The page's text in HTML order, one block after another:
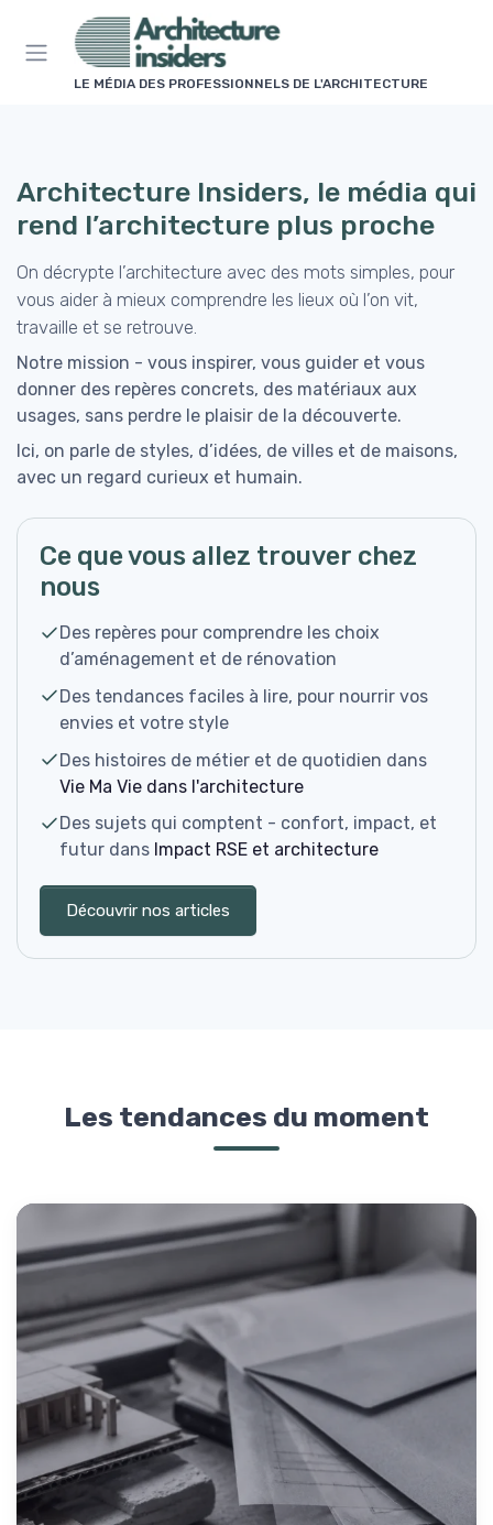
LE MÉDIA DES PROFESSIONNELS DE L'ARCHITECTURE
Architecture Insiders, le média qui
rend l’architecture plus proche
On décrypte l’architecture avec des mots simples, pour
vous aider à mieux comprendre les lieux où l’on vit,
travaille et se retrouve.
Notre mission - vous inspirer, vous guider et vous
donner des repères concrets, des matériaux aux
usages, sans perdre le plaisir de la découverte.
Ici, on parle de styles, d’idées, de villes et de maisons,
avec un regard curieux et humain.
Ce que vous allez trouver chez
nous
Des repères pour comprendre les choix
d’aménagement et de rénovation
Des tendances faciles à lire, pour nourrir vos
envies et votre style
Des histoires de métier et de quotidien dans
Vie Ma Vie dans l'architecture
Des sujets qui comptent - confort, impact, et
futur dans Impact RSE et architecture
Découvrir nos articles
Les tendances du moment
Panneau de gestion des cookies